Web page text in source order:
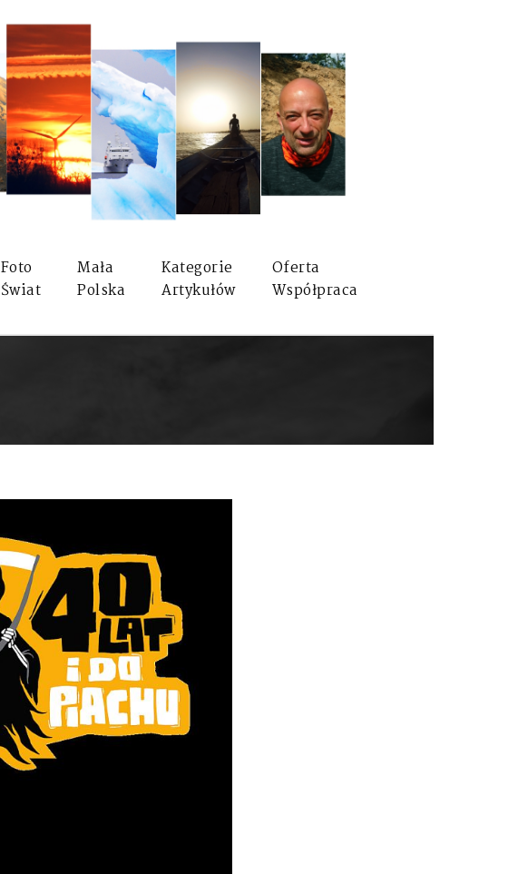
Foto
Świat
Mała
Polska
Kategorie
Artykułów
Oferta
Współpraca